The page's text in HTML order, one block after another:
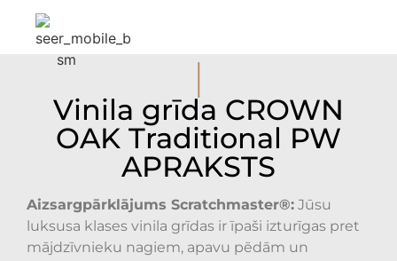
I
Vinila grīda CROWN
OAK Traditional PW
APRAKSTS
Aizsargpārklājums Scratchmaster®: Jūsu
luksusa klases vinila grīdas ir īpaši izturīgas pret
mājdzīvnieku nagiem, apavu pēdām un